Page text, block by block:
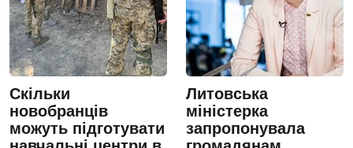
Скільки
новобранців
можуть підготувати
Литовська
міністерка
запропонувала